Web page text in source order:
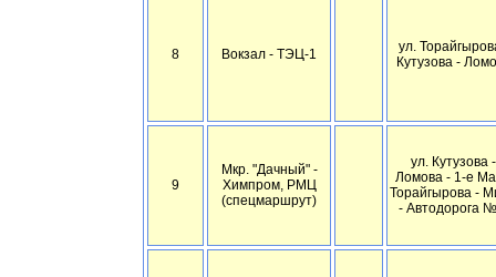
8 Вокзал - ТЭЦ-1
ул.
Кутузова -
9
Мкр. "Дачный" -
Химпром, РМЦ
(спецмаршрут)
ул. Кутузова -
Ломова - 1-е
Торайгырова -
- Автодорога